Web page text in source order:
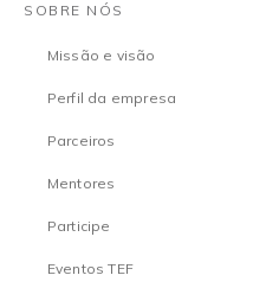
SOBRE NÓS
Missão e visão
Perfil da empresa
Parceiros
Mentores
Participe
Eventos TEF